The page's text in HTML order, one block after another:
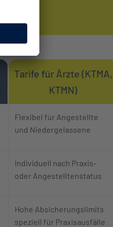
Tarife für Ärzte (KTMA,
KTMN)
Flexibel für Angestellte
und Niedergelassene
Individuell nach Praxis-
oder Angestelltenstatus
Hohe Absicherungslimits
speziell für Praxisausfälle